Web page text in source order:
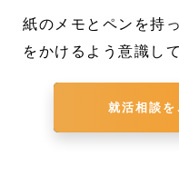
紙のメモとペンを持
をかけるよう意識し
就活相談を